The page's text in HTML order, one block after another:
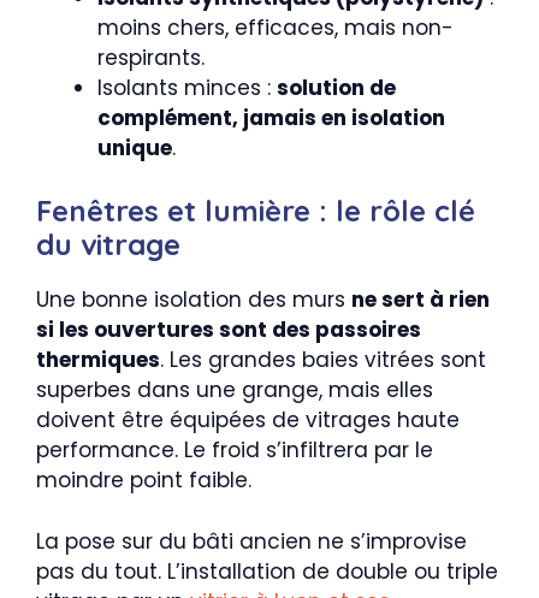
moins chers, efficaces, mais non-
respirants.
Isolants minces : solution de
complément, jamais en isolation
unique.
Fenêtres et lumière : le rôle clé
du vitrage
Une bonne isolation des murs ne sert à rien
si les ouvertures sont des passoires
thermiques. Les grandes baies vitrées sont
superbes dans une grange, mais elles
doivent être équipées de vitrages haute
performance. Le froid s’infiltrera par le
moindre point faible.
La pose sur du bâti ancien ne s’improvise
pas du tout. L’installation de double ou triple